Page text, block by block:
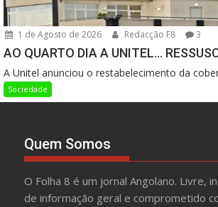
1 de Agosto de 2026 Redacção F8 3
AO QUARTO DIA A UNITEL…
A Unitel anunciou o restabelecimento da
Sociedade
Quem Somos
O Folha 8 é um jornal Angolano. Livre,
de informação geral e comprometido